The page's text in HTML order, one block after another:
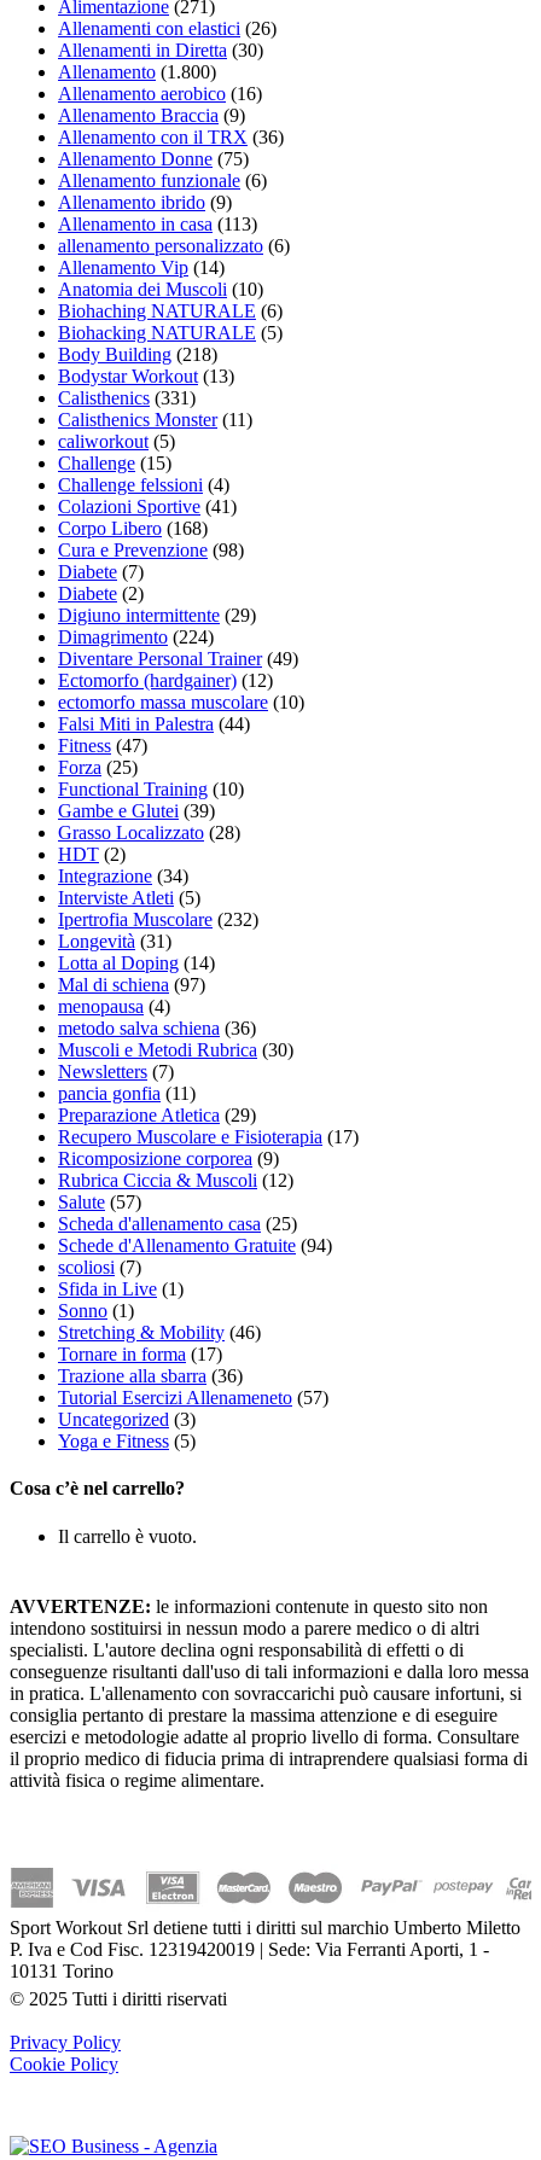
Alimentazione (271)
Allenamenti con elastici (26)
Allenamenti in Diretta (30)
Allenamento (1.800)
Allenamento aerobico (16)
Allenamento Braccia (9)
Allenamento con il TRX (36)
Allenamento Donne (75)
Allenamento funzionale (6)
Allenamento ibrido (9)
Allenamento in casa (113)
allenamento personalizzato (6)
Allenamento Vip (14)
Anatomia dei Muscoli (10)
Biohaching NATURALE (6)
Biohacking NATURALE (5)
Body Building (218)
Bodystar Workout (13)
Calisthenics (331)
Calisthenics Monster(11)
caliworkout (5)
Challenge (15)
Challenge felssioni (4)
Colazioni Sportive (41)
Corpo Libero (168)
Cura e Prevenzione (98)
Diabete (7)
Diabete (2)
Digiuno intermittente (29)
Dimagrimento (224)
Diventare Personal Trainer(49)
Ectomorfo (hardgainer) (12)
ectomorfo massa muscolare (10)
Falsi Miti in Palestra (44)
Fitness (47)
Forza (25)
Functional Training (10)
Gambe e Glutei (39)
Grasso Localizzato (28)
HDT (2)
Integrazione (34)
Interviste Atleti (5)
Ipertrofia Muscolare (232)
Longevità (31)
Lotta al Doping (14)
Mal di schiena (97)
menopausa (4)
metodo salva schiena (36)
Muscoli e Metodi Rubrica (30)
Newsletters (7)
pancia gonfia (11)
Preparazione Atletica (29)
Recupero Muscolare e Fisioterapia (17)
Ricomposizione corporea (9)
Rubrica Ciccia & Muscoli (12)
Salute (57)
Scheda d'allenamento casa (25)
Schede d'Allenamento Gratuite (94)
scoliosi (7)
Sfida in Live (1)
Sonno (1)
Stretching & Mobility (46)
Tornare in forma (17)
Trazione alla sbarra (36)
Tutorial Esercizi Allenameneto (57)
Uncategorized (3)
Yoga e Fitness (5)
Cosa c’è nel carrello?
Il carrello è vuoto.
AVVERTENZE: le informazioni contenute in questo sito non
intendono sostituirsi in nessun modo a parere medico o di altri
specialisti. L'autore declina ogni responsabilità di effetti o di
conseguenze risultanti dall'uso di tali informazioni e dalla loro messa
in pratica. L'allenamento con sovraccarichi può causare infortuni, si
consiglia pertanto di prestare la massima attenzione e di eseguire
esercizi e metodologie adatte al proprio livello di forma. Consultare
il proprio medico di fiducia prima di intraprendere qualsiasi forma di
attività fisica o regime alimentare.
Sport Workout Srl detiene tutti i diritti sul marchio Umberto Miletto
P. Iva e Cod Fisc. 12319420019 | Sede: Via Ferranti Aporti, 1 -
10131 Torino
© 2025 Tutti i diritti riservati
Privacy Policy
Cookie Policy